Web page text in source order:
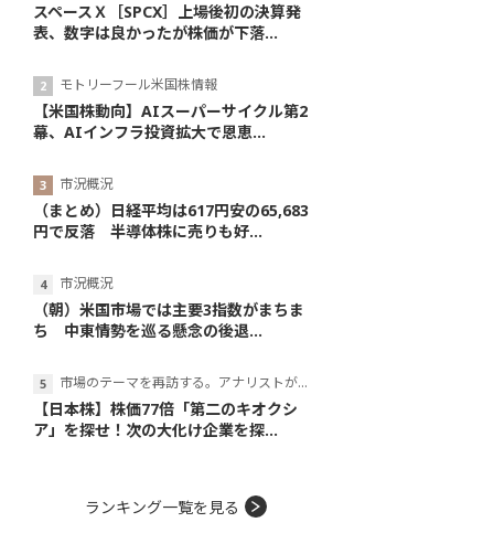
スペースＸ［SPCX］上場後初の決算発
表、数字は良かったが株価が下落...
モトリーフール米国株情報
【米国株動向】AIスーパーサイクル第2
幕、AIインフラ投資拡大で恩恵...
市況概況
（まとめ）日経平均は617円安の65,683
円で反落 半導体株に売りも好...
市況概況
（朝）米国市場では主要3指数がまちま
ち 中東情勢を巡る懸念の後退...
市場のテーマを再訪する。アナリストが読み解くテーマの本質
【日本株】株価77倍「第二のキオクシ
ア」を探せ！次の大化け企業を探...
ランキング一覧を見る